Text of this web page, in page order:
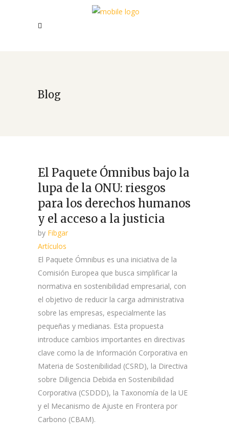
Blog
El Paquete Ómnibus bajo la
lupa de la ONU: riesgos
para los derechos humanos
y el acceso a la justicia
by Fibgar
Artículos
El Paquete Ómnibus es una iniciativa de la
Comisión Europea que busca simplificar la
normativa en sostenibilidad empresarial, con
el objetivo de reducir la carga administrativa
sobre las empresas, especialmente las
pequeñas y medianas. Esta propuesta
introduce cambios importantes en directivas
clave como la de Información Corporativa en
Materia de Sostenibilidad (CSRD), la Directiva
sobre Diligencia Debida en Sostenibilidad
Corporativa (CSDDD), la Taxonomía de la UE
y el Mecanismo de Ajuste en Frontera por
Carbono (CBAM).